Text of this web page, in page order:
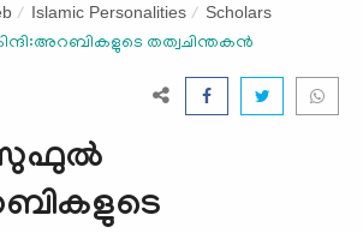
Islamic Personalities Scholars
തത്വചിന്തകൻ